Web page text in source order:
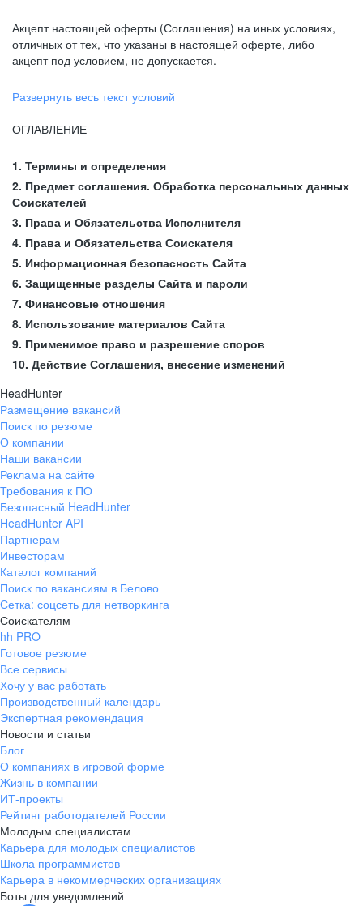
Акцепт настоящей оферты (Соглашения) на иных условиях,
отличных от тех, что указаны в настоящей оферте, либо
акцепт под условием, не допускается.
Развернуть весь текст условий
ОГЛАВЛЕНИЕ
1. Термины и определения
2. Предмет соглашения. Обработка персональных данных
Соискателей
3. Права и Обязательства Исполнителя
4. Права и Обязательства Соискателя
5. Информационная безопасность Сайта
6. Защищенные разделы Сайта и пароли
7. Финансовые отношения
8. Использование материалов Сайта
9. Применимое право и разрешение споров
10. Действие Соглашения, внесение изменений
HeadHunter
Размещение вакансий
Поиск по резюме
О компании
Наши вакансии
Реклама на сайте
Требования к ПО
Безопасный HeadHunter
HeadHunter API
Партнерам
Инвесторам
Каталог компаний
Поиск по вакансиям в Белово
Сетка: соцсеть для нетворкинга
Соискателям
hh PRO
Готовое резюме
Все сервисы
Хочу у вас работать
Производственный календарь
Экспертная рекомендация
Новости и статьи
Блог
О компаниях в игровой форме
Жизнь в компании
ИТ-проекты
Рейтинг работодателей России
Молодым специалистам
Карьера для молодых специалистов
Школа программистов
Карьера в некоммерческих организациях
Боты для уведомлений